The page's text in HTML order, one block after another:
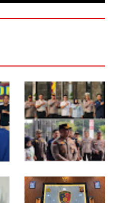
Kunker Perdana ke
Entikong, Kapolres
Sanggau: Keamanan